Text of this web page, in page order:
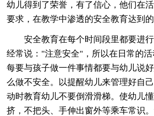
幼儿得到了荣誉，有了信心，他们在
要求，在教学中渗透的安全教育达到的
安全教育在每个时间段里都要进
经常说："注意安全"，所以在日常的
每要与孩子做一件事情都要与幼儿说
么做不安全。以提醒幼儿来管理好自
动时教育幼儿不要倒滑滑梯。使幼儿
挤，不把头、手伸出窗外等乘车常识